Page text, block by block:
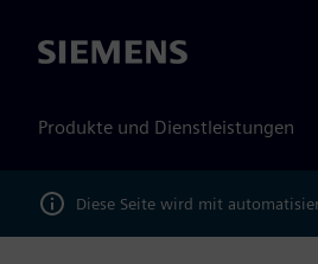
Siemens
Produkte und Dienstleistungen
Diese Seite wird mit